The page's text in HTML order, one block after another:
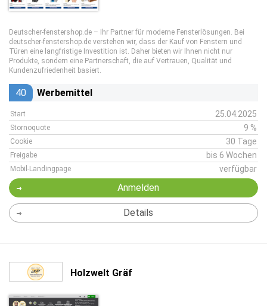
Deutscher-fenstershop.de – Ihr Partner für moderne Fensterlösungen. Bei
deutscher-fenstershop.de verstehen wir, dass der Kauf von Fenstern und
Türen eine langfristige Investition ist. Daher bieten wir Ihnen nicht nur
Produkte, sondern eine Partnerschaft, die auf Vertrauen, Qualität und
Kundenzufriedenheit basiert.
40 Werbemittel
Start 25.04.2025
Stornoquote 9 %
Cookie 30 Tage
Freigabe bis 6 Wochen
Mobil-Landingpage verfügbar
Anmelden
Details
Holzwelt Gräf